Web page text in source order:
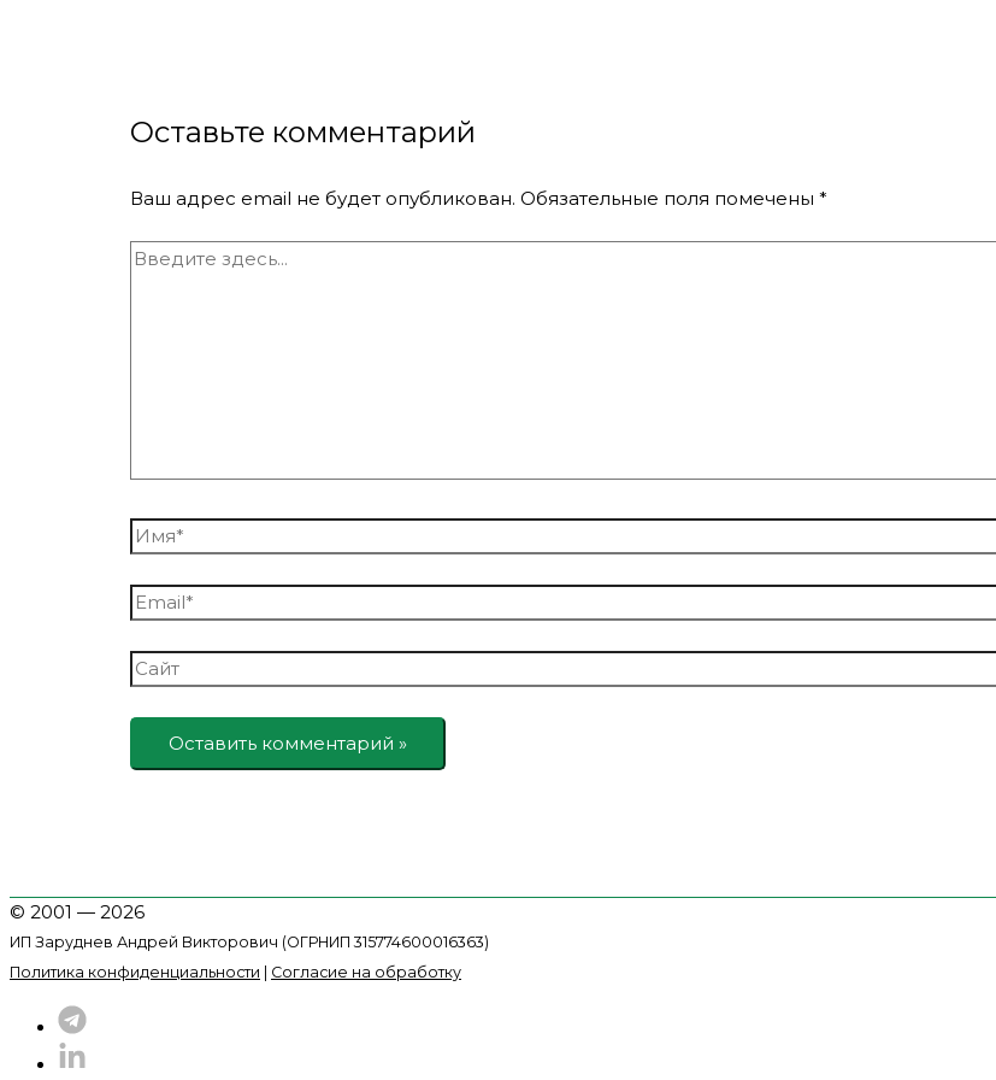
Оставьте комментарий
Ваш адрес email не будет опубликован. Обязательные поля помечены*
Введите
Имя*
Email*
Сайт
© 2001 — 2026
ИП Заруднев Андрей Викторович (ОГРНИП 315774600016363)
Политика конфиденциальности
Согласие на обработку